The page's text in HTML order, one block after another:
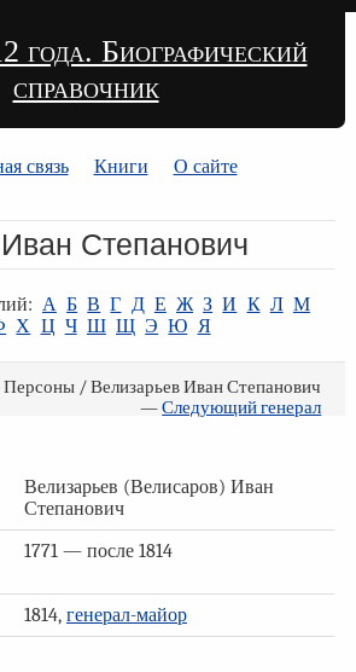
года. Биографический
справочник
связь Книги О сайте
Степанович
А Б В Г Д Е Ж З И К Л М
Х Ц Ч Ш Щ Э Ю Я
/ Велизарьев Иван Степанович
—Следующий генерал
Велизарьев (Велисаров) Иван
Степанович
1771 — после 1814
1814, генерал-майор